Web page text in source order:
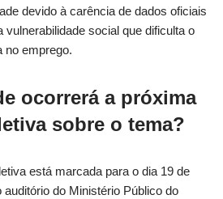
devido à carência de dados oficiais
social que dificulta o
no emprego.
ocorrerá a próxima
sobre o tema?
está marcada para o dia 19 de
auditório do Ministério Público do